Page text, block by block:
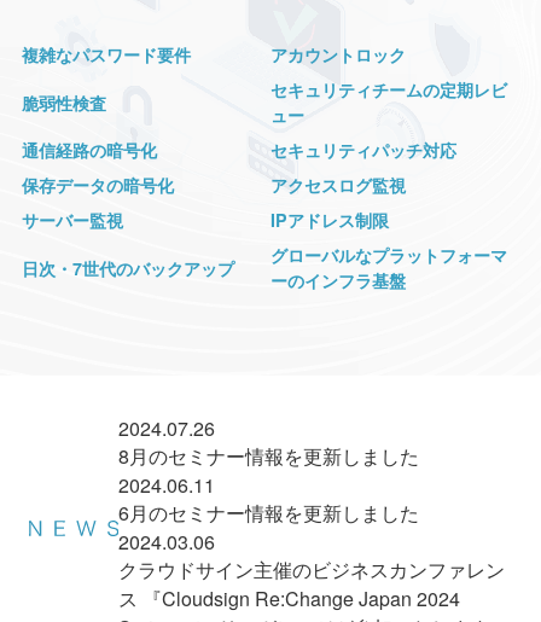
複雑なパスワード要件
アカウントロック
脆弱性検査
セキュリティチームの定期レビ
ュー
通信経路の暗号化
セキュリティパッチ対応
保存データの暗号化
アクセスログ監視
サーバー監視
IPアドレス制限
日次・7世代のバックアップ
グローバルなプラットフォーマ
ーのインフラ基盤
2024.07.26
8月のセミナー情報を更新しました
2024.06.11
6月のセミナー情報を更新しました
2024.03.06
クラウドサイン主催のビジネスカンファレン
ス 『Cloudsign Re:Change Japan 2024